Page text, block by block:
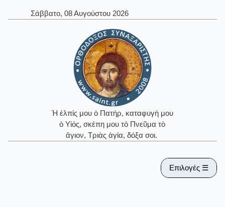
Σάββατο, 08 Αυγούστου 2026
Ἡ ἐλπίς μου ὁ Πατήρ, καταφυγή μου
ὁ Υἱός, σκέπη μου τὸ Πνεῦμα τὸ
ἅγιον, Τριὰς ἁγία, δόξα σοι.
Επιλογές ☰